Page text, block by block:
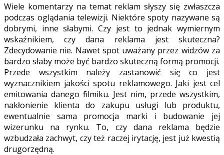
Wiele komentarzy na temat reklam słyszy się zwłaszcza
podczas oglądania telewizji. Niektóre spoty nazywane są
dobrymi, inne słabymi. Czy jest to jednak wymiernym
wskaźnikiem, czy dana reklama jest skuteczna?
Zdecydowanie nie. Nawet spot uważany przez widzów za
bardzo słaby może być bardzo skuteczną formą promocji.
Przede wszystkim należy zastanowić się co jest
wyznacznikiem jakości spotu reklamowego. Jaki jest cel
emitowania danego filmiku. Jest nim, przede wszystkim,
nakłonienie klienta do zakupu usługi lub produktu,
ewentualnie sama promocja marki i budowanie jej
wizerunku na rynku. To, czy dana reklama będzie
wzbudzała zachwyt, czy też raczej irytację, jest już kwestią
drugorzędną.